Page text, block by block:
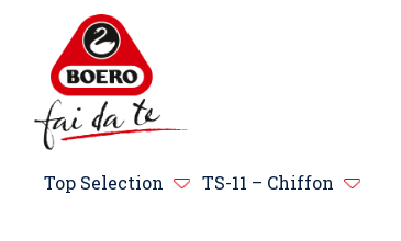
Top Selection TS-11 – Chiffon